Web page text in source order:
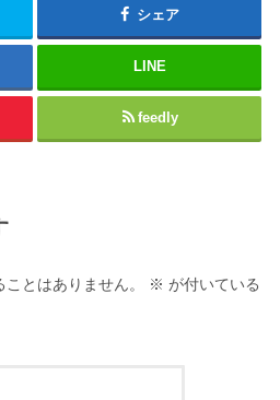
シェア
LINE
feedly
とはありません。 ※ が付いている